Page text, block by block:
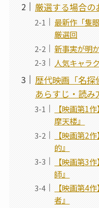
厳選する場合の
最新作「隻
厳選回
新事実が明
人気キャラ
歴代映画「名探
あらすじ・読み
【映画第1
摩天楼』
【映画第2
的』
【映画第3
師』
【映画第4
者』